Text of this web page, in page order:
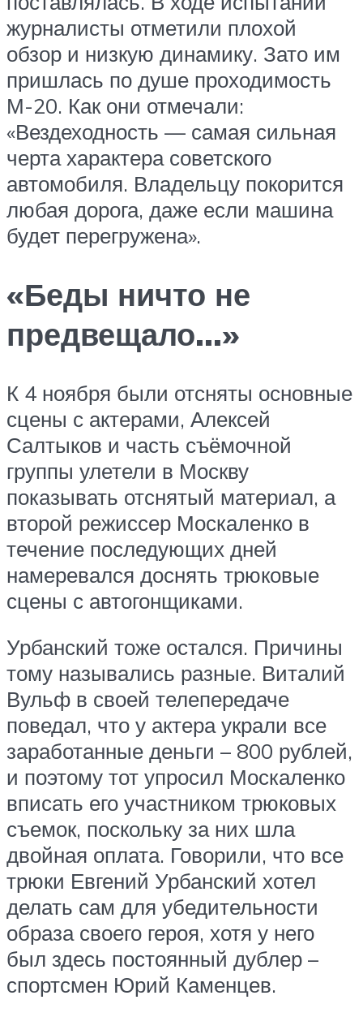
журналисты отметили плохой
обзор и низкую динамику. Зато им
пришлась по душе проходимость
М-20. Как они отмечали:
«Вездеходность — самая сильная
черта характера советского
автомобиля. Владельцу покорится
любая дорога, даже если машина
будет перегружена».
«Беды ничто не
предвещало…»
К 4 ноября были отсняты основные
сцены с актерами, Алексей
Салтыков и часть съёмочной
группы улетели в Москву
показывать отснятый материал, а
второй режиссер Москаленко в
течение последующих дней
намеревался доснять трюковые
сцены с автогонщиками.
Урбанский тоже остался. Причины
тому назывались разные. Виталий
Вульф в своей телепередаче
поведал, что у актера украли все
заработанные деньги – 800 рублей,
и поэтому тот упросил Москаленко
вписать его участником трюковых
съемок, поскольку за них шла
двойная оплата. Говорили, что все
трюки Евгений Урбанский хотел
делать сам для убедительности
образа своего героя, хотя у него
был здесь постоянный дублер –
спортсмен Юрий Каменцев.